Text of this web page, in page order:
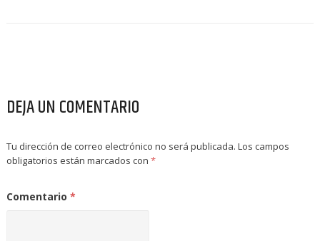
DEJA UN COMENTARIO
Tu dirección de correo electrónico no será publicada. Los campos
obligatorios están marcados con *
Comentario *